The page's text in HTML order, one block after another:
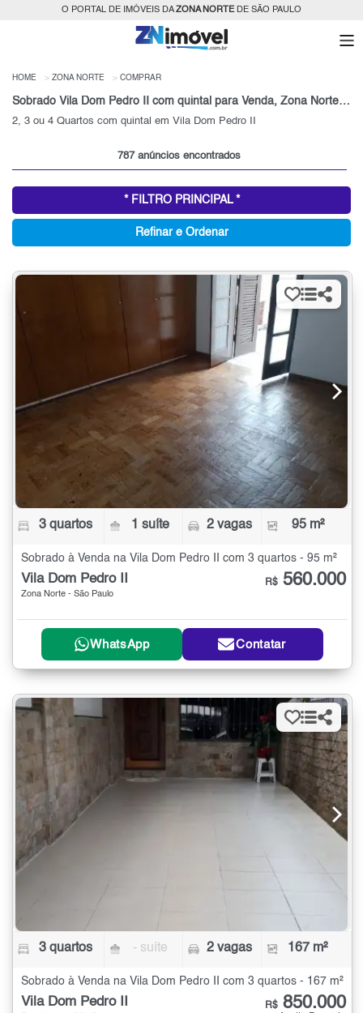
O PORTAL DE IMÓVEIS DAZONA NORTEDE SÃO PAULO
HOME ZONA NORTE COMPRAR
Sobrado Vila Dom Pedro II com quintal para Venda, Zona Norte, SP
2, 3 ou 4 Quartos com quintal em Vila Dom Pedro II
787 anúncios encontrados
* FILTRO PRINCIPAL *
Refinar e Ordenar
3 quartos 1 suíte 2 vagas 95 m²
Sobrado à Venda na Vila Dom Pedro II com 3 quartos - 95 m²
Vila Dom Pedro II
Zona Norte - São Paulo
R$ 560.000
WhatsApp Contatar
3 quartos - suíte 2 vagas 167 m²
Sobrado à Venda na Vila Dom Pedro II com 3 quartos - 167 m²
Vila Dom Pedro II R$ 850.000